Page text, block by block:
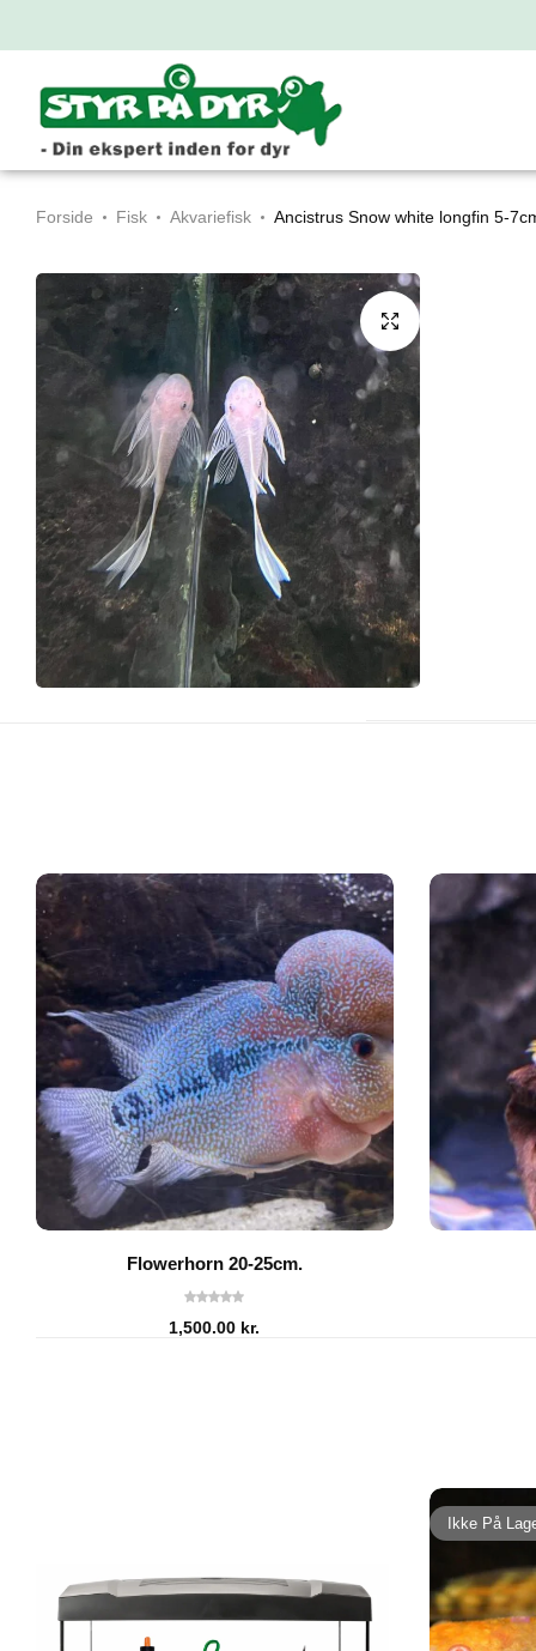
Forside Fisk Akvariefisk Ancistrus Snow white longfin 5-
Flowerhorn 20-25cm.
1,500.00 kr.
Ikke På